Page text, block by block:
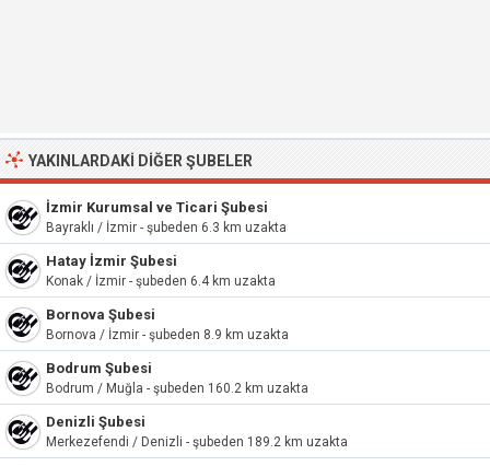
YAKINLARDAKI DIĞER ŞUBELER
İzmir Kurumsal ve Ticari Şubesi
Bayraklı / İzmir - şubeden 6.3 km uzakta
Hatay İzmir Şubesi
Konak / İzmir - şubeden 6.4 km uzakta
Bornova Şubesi
Bornova / İzmir - şubeden 8.9 km uzakta
Bodrum Şubesi
Bodrum / Muğla - şubeden 160.2 km uzakta
Denizli Şubesi
Merkezefendi / Denizli - şubeden 189.2 km uzakta